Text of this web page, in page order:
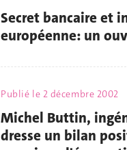
Secret bancaire et
européenne: un
Publié le 2 décembre 2002
Michel Buttin,
dresse un bilan